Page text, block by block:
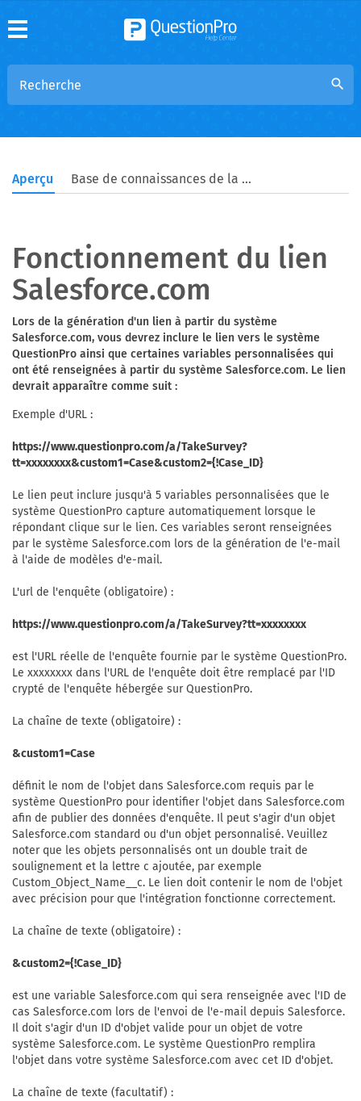
search
Aperçu Base de connaissances de la communauté
Fonctionnement du lien
Salesforce.com
Lors de la génération d'un lien à partir du système
Salesforce.com, vous devrez inclure le lien vers le système
QuestionPro ainsi que certaines variables personnalisées qui
ont été renseignées à partir du système Salesforce.com. Le lien
devrait apparaître comme suit :
Exemple d'URL :
https://www.questionpro.com/a/TakeSurvey?
tt=xxxxxxxx&custom1=Case&custom2={!Case_ID}
Le lien peut inclure jusqu'à 5 variables personnalisées que le
système QuestionPro capture automatiquement lorsque le
répondant clique sur le lien. Ces variables seront renseignées
par le système Salesforce.com lors de la génération de l'e-mail
à l'aide de modèles d'e-mail.
L'url de l'enquête (obligatoire) :
https://www.questionpro.com/a/TakeSurvey?tt=xxxxxxxx
est l'URL réelle de l'enquête fournie par le système QuestionPro.
Le xxxxxxxx dans l'URL de l'enquête doit être remplacé par l'ID
crypté de l'enquête hébergée sur QuestionPro.
La chaîne de texte (obligatoire) :
&custom1=Case
définit le nom de l'objet dans Salesforce.com requis par le
système QuestionPro pour identifier l'objet dans Salesforce.com
afin de publier des données d'enquête. Il peut s'agir d'un objet
Salesforce.com standard ou d'un objet personnalisé. Veuillez
noter que les objets personnalisés ont un double trait de
soulignement et la lettre c ajoutée, par exemple
Custom_Object_Name__c. Le lien doit contenir le nom de l'objet
avec précision pour que l'intégration fonctionne correctement.
La chaîne de texte (obligatoire) :
&custom2={!Case_ID}
est une variable Salesforce.com qui sera renseignée avec l'ID de
cas Salesforce.com lors de l'envoi de l'e-mail depuis Salesforce.
Il doit s'agir d'un ID d'objet valide pour un objet de votre
système Salesforce.com. Le système QuestionPro remplira
l'objet dans votre système Salesforce.com avec cet ID d'objet.
La chaîne de texte (facultatif) :